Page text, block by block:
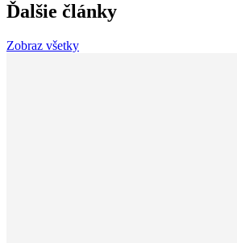
Ďalšie články
Zobraz všetky